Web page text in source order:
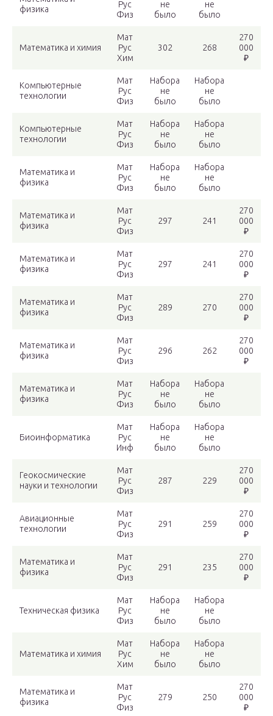
физика
Рус
Физ
не
было
не
было
Математика и химия
Мат
Рус
Хим
302 268
270
000
₽
Компьютерные
технологии
Мат
Рус
Физ
Набора
не
было
Набора
не
было
Компьютерные
технологии
Мат
Рус
Физ
Набора
не
было
Набора
не
было
Математика и
физика
Мат
Рус
Физ
Набора
не
было
Набора
не
было
Математика и
физика
Мат
Рус
Физ
297 241
270
000
₽
Математика и
физика
Мат
Рус
Физ
297 241
270
000
₽
Математика и
физика
Мат
Рус
Физ
289 270
270
000
₽
Математика и
физика
Мат
Рус
Физ
296 262
270
000
₽
Математика и
физика
Мат
Рус
Физ
Набора
не
было
Набора
не
было
Биоинформатика
Мат
Рус
Инф
Набора
не
было
Набора
не
было
Геокосмические
науки и технологии
Мат
Рус
Физ
287 229
270
000
₽
Авиационные
технологии
Мат
Рус
Физ
291 259
270
000
₽
Математика и
физика
Мат
Рус
Физ
291 235
270
000
₽
Техническая физика
Мат
Рус
Физ
Набора
не
было
Набора
не
было
Математика и химия
Мат
Рус
Хим
Набора
не
было
Набора
не
было
Математика и
физика
Мат
Рус
Физ
279 250
270
000
₽